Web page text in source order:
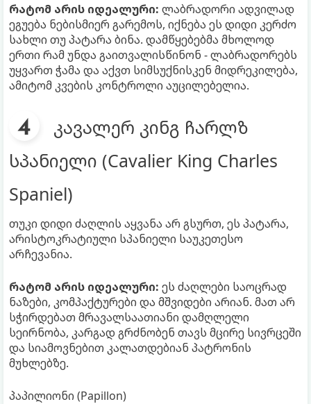
რატომ არის იდეალური: ლაბრადორი ადვილად
ეგუება ნებისმიერ გარემოს, იქნება ეს დიდი კერძო
სახლი თუ პატარა ბინა. დამწყებებმა მხოლოდ
ერთი რამ უნდა გაითვალისწინონ - ლაბრადორებს
უყვართ ჭამა და აქვთ სიმსუქნისკენ მიდრეკილება,
ამიტომ კვების კონტროლი აუცილებელია.
კავალერ კინგ ჩარლზ
სპანიელი (Cavalier King Charles
Spaniel)
თუკი დიდი ძაღლის აყვანა არ გსურთ, ეს პატარა,
არისტოკრატიული სპანიელი საუკეთესო
არჩევანია.
რატომ არის იდეალური: ეს ძაღლები საოცრად
ნაზები, კომპაქტურები და მშვიდები არიან. მათ არ
სჭირდებათ მრავალსაათიანი დამღლელი
სეირნობა, კარგად გრძნობენ თავს მცირე სივრცეში
და სიამოვნებით კალათდებიან პატრონის
მუხლებზე.
პაპილიონი (Papillon)